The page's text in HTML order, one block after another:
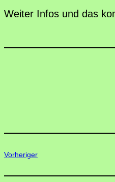
Weiter Infos und das
Vorheriger